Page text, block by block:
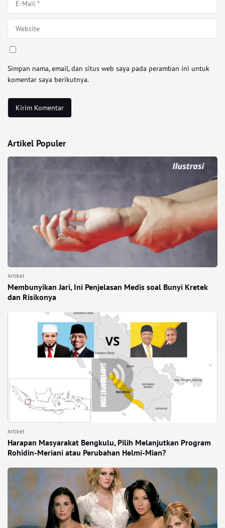
Simpan nama, email, dan situs web saya pada peramban ini untuk
komentar saya berikutnya.
Artikel Populer
Artikel
Membunyikan Jari, Ini Penjelasan Medis soal Bunyi Kretek
dan Risikonya
Artikel
Harapan Masyarakat Bengkulu, Pilih Melanjutkan Program
Rohidin-Meriani atau Perubahan Helmi-Mian?